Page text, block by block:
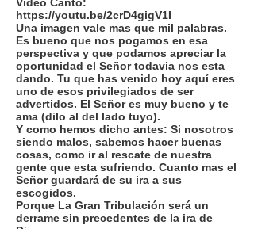
https://youtu.be/2crD4gigV1I
Una imagen vale mas que mil palabras.
Es bueno que nos pogamos en esa
perspectiva y que podamos apreciar la
oportunidad el Señor todavia nos esta
dando. Tu que has venido hoy aquí eres
uno de esos privilegiados de ser
advertidos. El Señor es muy bueno y te
ama (dilo al del lado tuyo).
Y como hemos dicho antes: Si nosotros
siendo malos, sabemos hacer buenas
cosas, como ir al rescate de nuestra
gente que esta sufriendo. Cuanto mas el
Señor guardará de su ira a sus
escogidos.
Porque La Gran Tribulación será un
derrame sin precedentes de la ira de